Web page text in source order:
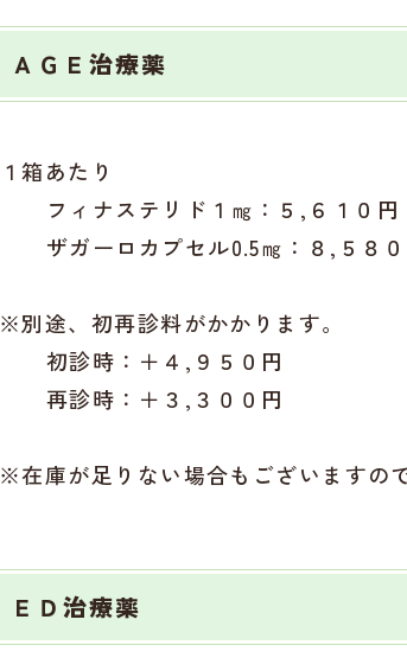
ＡＧＥ治療薬
１箱あたり
フィナステリド１㎎：５,６１０円
ザガーロカプセル0.5㎎：８,５８
※別途、初再診料がかかります。
初診時：＋４,９５０円
再診時：＋３,３００円
※在庫が足りない場合もございますの
ＥＤ治療薬